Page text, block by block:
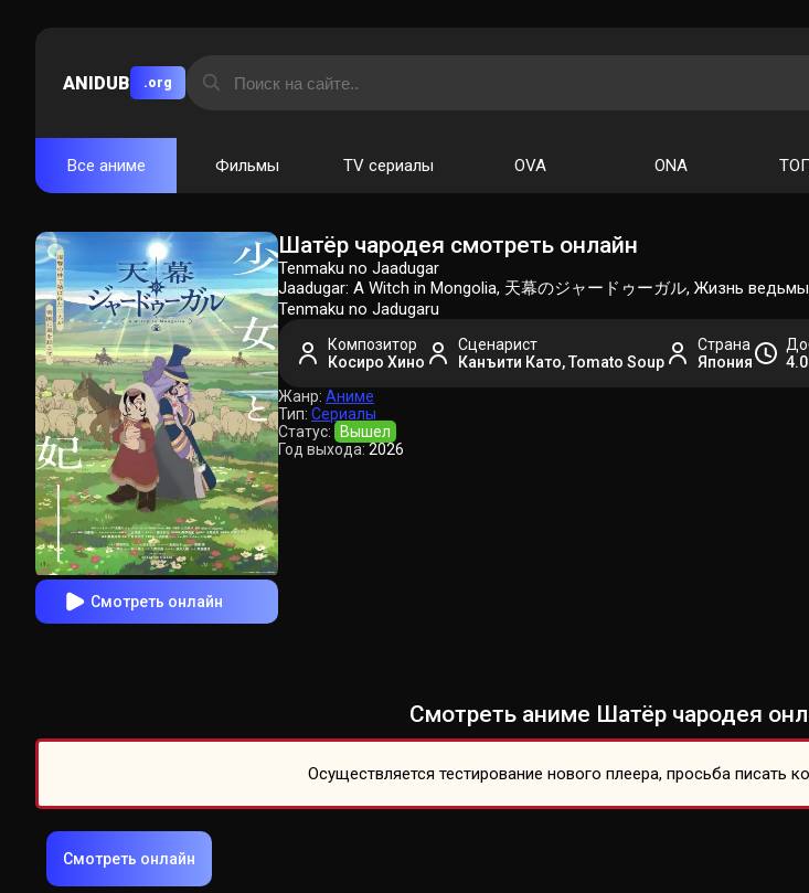
ANIDUB .org
Все аниме Фильмы TV сериалы OVA ONA
Смотреть онлайн
Шатёр чародея смотреть онлайн
Tenmaku no Jaadugar
Jaadugar: A Witch in Mongolia, 天幕のジャードゥーガル, Жизнь
Tenmaku no Jadugaru
Композитор
Косиро Хино
Сценарист
Канъити Като, Tomato Soup
Страна
Япония
Жанр: Аниме
Тип: Сериалы
Статус:
Вышел
Год выхода: 2026
Смотреть аниме Шатёр чародея
Осуществляется тестирование нового плеера, просьба писать
Смотреть онлайн